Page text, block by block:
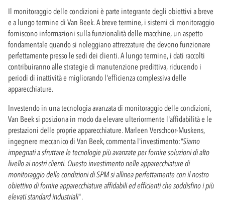
Il monitoraggio delle condizioni è parte integrante degli obiettivi a breve
e a lungo termine di Van Beek. A breve termine, i sistemi di monitoraggio
forniscono informazioni sulla funzionalità delle macchine, un aspetto
fondamentale quando si noleggiano attrezzature che devono funzionare
perfettamente presso le sedi dei clienti. A lungo termine, i dati raccolti
contribuiranno alle strategie di manutenzione predittiva, riducendo i
periodi di inattività e migliorando l'efficienza complessiva delle
apparecchiature.
Investendo in una tecnologia avanzata di monitoraggio delle condizioni,
Van Beek si posiziona in modo da elevare ulteriormente l'affidabilità e le
prestazioni delle proprie apparecchiature. Marleen Verschoor-Muskens,
ingegnere meccanico di Van Beek, commenta l'investimento:"Siamo
impegnati a sfruttare le tecnologie più avanzate per fornire soluzioni di alto
livello ai nostri clienti. Questo investimento nelle apparecchiature di
monitoraggio delle condizioni di SPM si allinea perfettamente con il nostro
obiettivo di fornire apparecchiature affidabili ed efficienti che soddisfino i più
elevati standard industriali".